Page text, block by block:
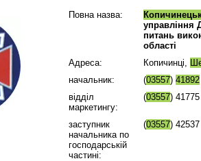
Повна назва:
управління
питань
області
Адреса:
Копичинці,
начальник:
(03557) 41892
відділ
маркетингу:
(03557) 41775
заступник
начальника по
господарській
частині:
(03557) 42537